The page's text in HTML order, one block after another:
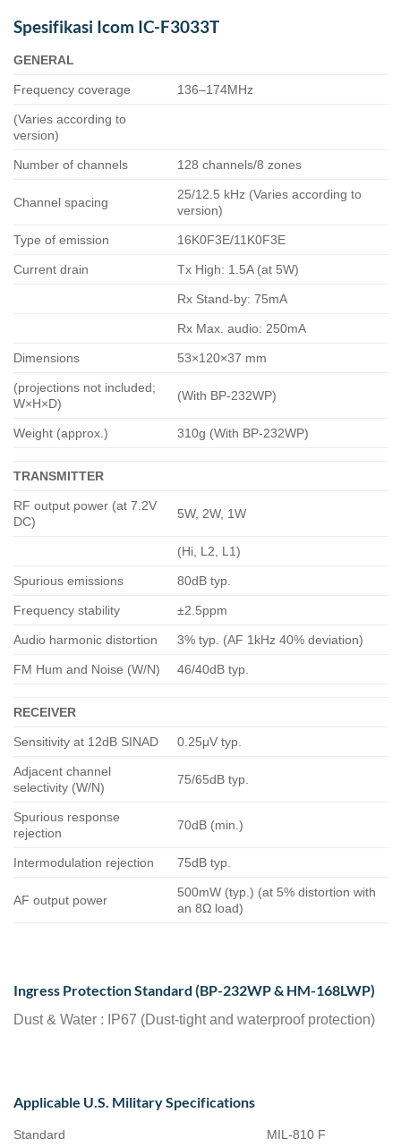
Spesifikasi Icom IC-F3033T
GENERAL
Frequency coverage 136–174MHz
(Varies according to
version)
Number of channels 128 channels/8 zones
Channel spacing
25/12.5 kHz (Varies according to
version)
Type of emission 16K0F3E/11K0F3E
Current drain Tx High: 1.5A (at 5W)
Rx Stand-by: 75mA
Rx Max. audio: 250mA
Dimensions 53×120×37 mm
(projections not included;
W×H×D)
(With BP-232WP)
Weight (approx.) 310g (With BP-232WP)
TRANSMITTER
RF output power (at 7.2V
DC)
5W, 2W, 1W
(Hi, L2, L1)
Spurious emissions 80dB typ.
Frequency stability ±2.5ppm
Audio harmonic distortion 3% typ. (AF 1kHz 40% deviation)
FM Hum and Noise (W/N) 46/40dB typ.
RECEIVER
Sensitivity at 12dB SINAD 0.25μV typ.
Adjacent channel
selectivity (W/N)
75/65dB typ.
Spurious response
rejection
70dB (min.)
Intermodulation rejection 75dB typ.
AF output power
500mW (typ.) (at 5% distortion with
an 8Ω load)
Ingress Protection Standard (BP-232WP & HM-168LWP)
Dust & Water : IP67 (Dust-tight and waterproof protection)
Applicable U.S. Military Specifications
Standard MIL-810 F